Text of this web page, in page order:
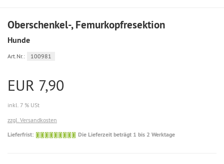
Oberschenkel-, Femurkopfresektion
Hunde
Art.Nr.: 100981
EUR 7,90
inkl. 7 % USt
zzgl. Versandkosten
Lieferfrist:
Die
Die Lieferzeit beträgt 1 bis 2 Werktage